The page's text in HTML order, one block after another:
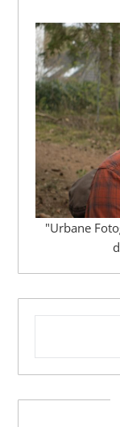
"Urbane